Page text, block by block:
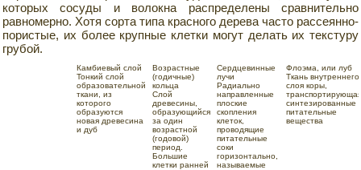
которых сосуды и волокна распределены сравнительно
равномерно. Хотя сорта типа красного дерева часто рассеянно-
пористые, их более крупные клетки могут делать их текстуру
грубой.
Камбиевый слой
Тонкий слой
образовательной
ткани, из
которого
образуются
новая древесина
и дуб
Возрастные
(годичные)
кольца
Слой
древесины,
образующийся
за один
возрастной
(годовой)
период.
Большие
клетки ранней
Сердцевинные
лучи
Радиально
направленные
плоские
скопления
клеток,
проводящие
питательные
соки
горизонтально,
называемые
Флоэма, или луб
Ткань внутреннего
слоя коры,
транспортирующая
синтезированные
питательные
вещества